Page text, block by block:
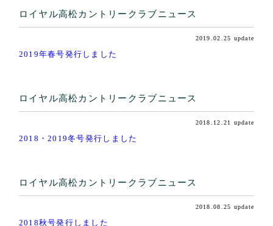
ロイヤル高松カントリークラブニュース
2019.02.25 update
2019年春号発行しました
ロイヤル高松カントリークラブニュース
2018.12.21 update
2018・2019冬号発行しました
ロイヤル高松カントリークラブニュース
2018.08.25 update
2018秋号発行しました